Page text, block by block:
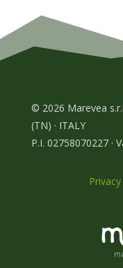
© 2026 Marevea
(TN) · ITALY
P.I. 02758070227 ·